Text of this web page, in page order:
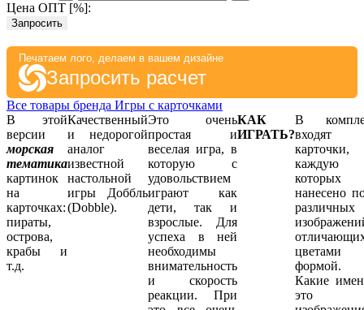
Цена ОПТ [%]:
Запросить
Печатаем лого, делаем в вашем дизайне
Запросить расчет
Все товары бренда Игры с карточками
В этой
версии
морская
тематика
картинок
на
карточках:
пираты,
острова,
крабы и
т.д.
Качественный
и недорогой
аналог
известной
настольной
игры Доббль
(Dobble).
Это очень
простая и
веселая игра, в
которую с
удовольствием
играют как
дети, так и
взрослые. Для
успеха в ней
необходимы
внимательность
и скорость
реакции. При
КАК
ИГРАТЬ?
В
входят
карточки,
каждую
которых
нанесено
различных
формой.
Какие
это